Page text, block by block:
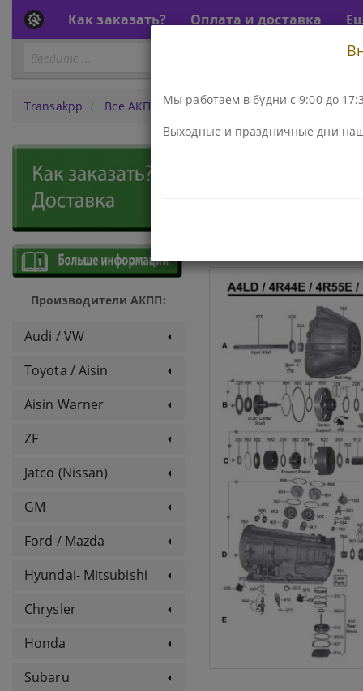
Как заказать? Оплата и доставка
Transakpp Все АКПП A4LD, 4R44E \55E, 5R55E \44E
Производители АКПП:
Audi / VW
Toyota / Aisin
Aisin Warner
ZF
Jatco (Nissan)
GM
Ford / Mazda
Hyundai- Mitsubishi
Chrysler
Honda
Subaru
Мы работаем в будни с 9:00 до
Выходные и праздничные дни